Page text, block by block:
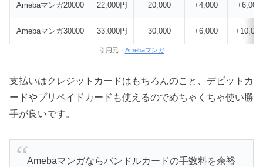
Amebaマンガ20000 22,000円 20,000 +4,000 +6,000
Amebaマンガ30000 33,000円 30,000 +6,000 +10,000
引用元： Amebaマンガ
支払いはクレジットカードはもちろんのこと、デビットカ
ードやプリペイドカードも使えるのでめちゃくちゃ使い勝
手が良いです。
Amebaマンガならバンドルカードの手数料を余裕